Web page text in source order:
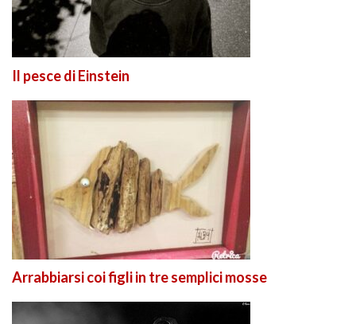
Il pesce di Einstein
Arrabbiarsi coi figli in tre semplici mosse